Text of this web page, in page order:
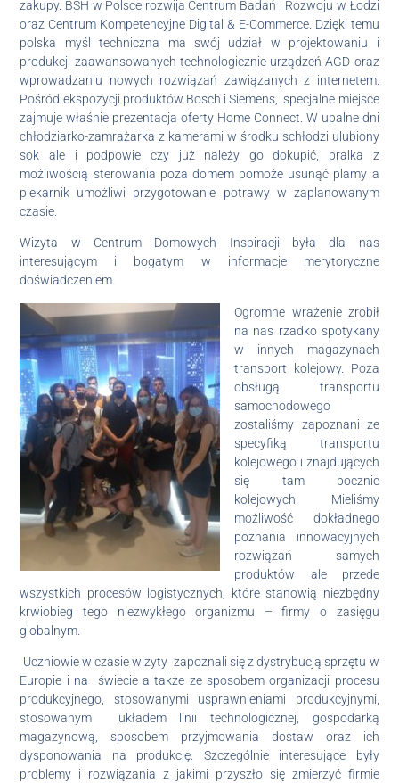
zakupy. BSH w Polsce rozwija Centrum Badań i Rozwoju w Łodzi
oraz Centrum Kompetencyjne Digital & E-Commerce. Dzięki temu
polska myśl techniczna ma swój udział w projektowaniu i
produkcji zaawansowanych technologicznie urządzeń AGD oraz
wprowadzaniu nowych rozwiązań zawiązanych z internetem.
Pośród ekspozycji produktów Bosch i Siemens, specjalne miejsce
zajmuje właśnie prezentacja oferty Home Connect. W upalne dni
chłodziarko-zamrażarka z kamerami w środku schłodzi ulubiony
sok ale i podpowie czy już należy go dokupić, pralka z
możliwością sterowania poza domem pomoże usunąć plamy a
piekarnik umożliwi przygotowanie potrawy w zaplanowanym
czasie.
Wizyta w Centrum Domowych Inspiracji była dla nas
interesującym i bogatym w informacje merytoryczne
doświadczeniem.
Ogromne wrażenie zrobił
na nas rzadko spotykany
w innych magazynach
transport kolejowy. Poza
obsługą transportu
samochodowego
zostaliśmy zapoznani ze
specyfiką transportu
kolejowego i znajdujących
się tam bocznic
kolejowych. Mieliśmy
możliwość dokładnego
poznania innowacyjnych
rozwiązań samych
produktów ale przede
wszystkich procesów logistycznych, które stanowią niezbędny
krwiobieg tego niezwykłego organizmu – firmy o zasięgu
globalnym.
Uczniowie w czasie wizyty zapoznali się z dystrybucją sprzętu w
Europie i na świecie a także ze sposobem organizacji procesu
produkcyjnego, stosowanymi usprawnieniami produkcyjnymi,
stosowanym układem linii technologicznej, gospodarką
magazynową, sposobem przyjmowania dostaw oraz ich
dysponowania na produkcję. Szczególnie interesujące były
problemy i rozwiązania z jakimi przyszło się zmierzyć firmie